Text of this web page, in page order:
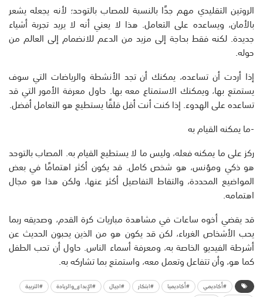
الروتين التقليدي مهم جدًا بالنسبة للمصاب بالتوحد؛ لأنه يجعله يشعر
بالأمان، ويساعده على التعامل. هذا لا يعني أنه لا يريد تجربة أشياء
جديدة. لكنه فقط بحاجة إلى مزيد من الدعم للانضمام إلى العالم من
حوله.
إذا أردت أن تساعده، يمكنك أن تجد الأنشطة والرياضات التي سوف
يستمتع بها، ويمكنك الاستمتاع معه بها. حاول معرفة الأمور التي قد
تساعده على الهدوء. إذا كنت أنت أقل قلقًا يستطيع هو التعامل أفضل.
-ما يمكنه القيام به
ركز على ما يمكنه فعله، وليس ما لا يستطيع القيام به. المصاب بالتوحد
هو ذكي ومؤنس، هو شخص كامل. قد يكون أكثر اهتمامًا في بعض
المواضيع المحددة، والتقاط التفاصيل أكثر عنها، ولكن هذا هو مجال
اهتمامه.
قد يقضي أخوه ساعات في مشاهدة مباريات كرة القدم، وصديقه ربما
يحب الأشخاص الغرباء، لكن قد يكون هو من الذين يحبون الحديث عن
أشرطة الفيديو الخاصة به، ومعرفة أسماء الناس. حاول أن تحب الطفل
كما هو، وأن تتفاعل وتعمل معه، واستمتع بما تشاركه به.
#أكاديمي #أكاديميا #ابتكار #اجيال #الإبداع_والريادة
#التربية